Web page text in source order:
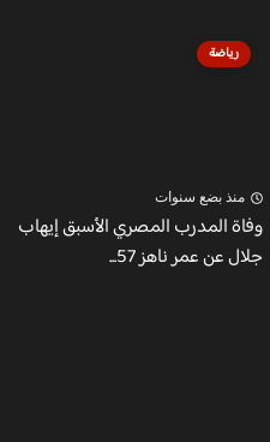
رياضة
منذ بضع سنوات
وفاة المدرب المصري الأسبق إيهاب
جلال عن عمر ناهز 57...